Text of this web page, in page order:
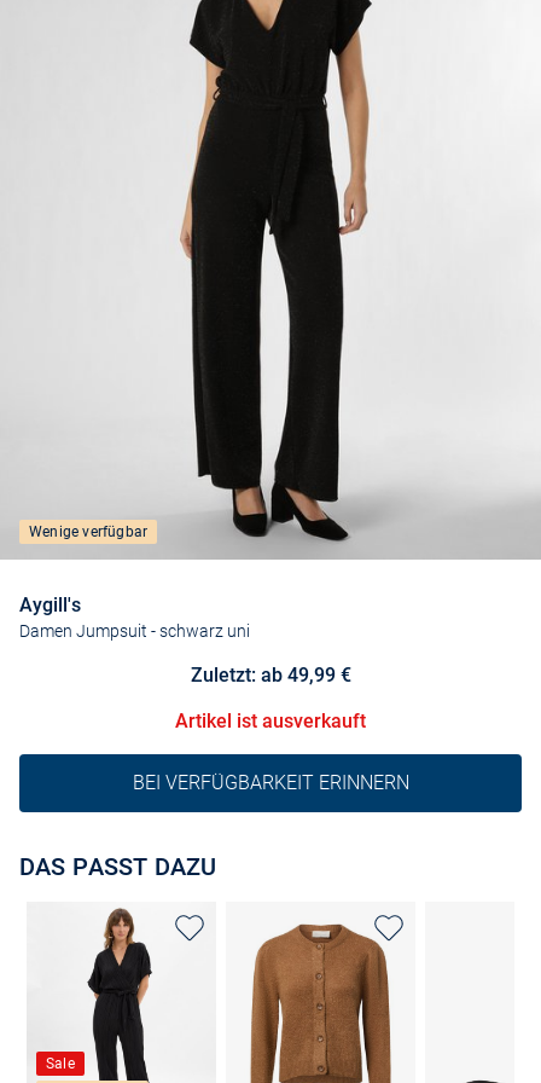
Wenige verfügbar
Aygill's
Damen Jumpsuit - schwarz uni
Zuletzt: ab 49,99 €
Artikel ist ausverkauft
BEI VERFÜGBARKEIT ERINNERN
DAS PASST DAZU
Sale